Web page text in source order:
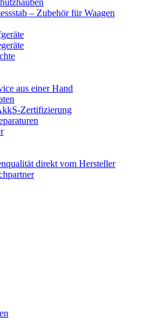
– Zubehör für Waagen
aus einer Hand
Zertifizierung
direkt vom Hersteller